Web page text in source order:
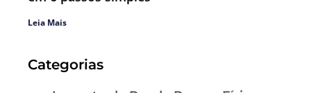
Leia Mais
Categorias